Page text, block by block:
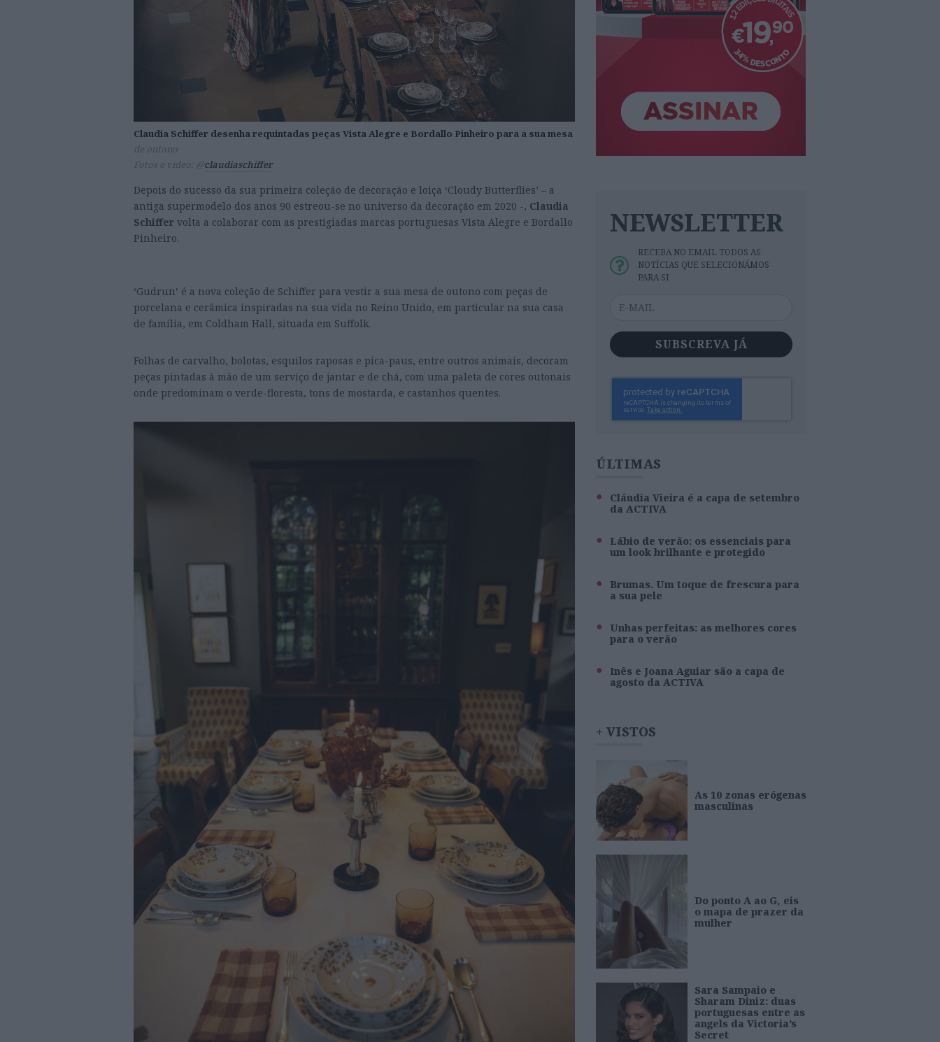
Claudia Schiffer desenha requintadas peças Vista Alegre e Bordallo Pinheiro para a sua mesa
de outono
Fotos e vídeo: @claudiaschiffer
Depois do sucesso da sua primeira coleção de decoração e loiça ‘Cloudy Butterflies’ – a
antiga supermodelo dos anos 90 estreou-se no universo da decoração em 2020 -, Claudia
Schiffer volta a colaborar com as prestigiadas marcas portuguesas Vista Alegre e Bordallo
Pinheiro.
‘Gudrun’ é a nova coleção de Schiffer para vestir a sua mesa de outono com peças de
porcelana e cerâmica inspiradas na sua vida no Reino Unido, em particular na sua casa
de família, em Coldham Hall, situada em Suffolk.
Folhas de carvalho, bolotas, esquilos raposas e pica-paus, entre outros animais, decoram
peças pintadas à mão de um serviço de jantar e de chá, com uma paleta de cores outonais
onde predominam o verde-floresta, tons de mostarda, e castanhos quentes.
NEWSLETTER
RECEBA NO EMAIL TODOS AS
NOTÍCIAS QUE SELECIONÁMOS
PARA SI
SUBSCREVA JÁ
ÚLTIMAS
Cláudia Vieira é a capa de setembro
da ACTIVA
Lábio de verão: os essenciais para
um look brilhante e protegido
Brumas. Um toque de frescura para
a sua pele
Unhas perfeitas: as melhores cores
para o verão
Inês e Joana Aguiar são a capa de
agosto da ACTIVA
+ VISTOS
As 10 zonas erógenas
masculinas
Do ponto A ao G, eis
o mapa de prazer da
mulher
Sara Sampaio e
Sharam Diniz: duas
portuguesas entre as
angels da Victoria’s
Secret